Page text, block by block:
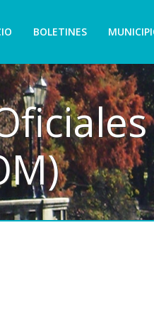
BOLETINES